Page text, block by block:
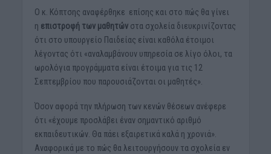
Ο κ. Κόπτσης αναφέρθηκε επίσης και στο πώς θα γίνει
η επιστροφή των μαθητώνστα σχολεία διευκρινίζοντας
ότι στο υπουργείο Παιδείας είναι καθόλα έτοιμοι
λέγοντας ότι «αναλαμβάνουν υπηρεσία σε λίγο όλοι, τα
ωρολόγια προγράμματα είναι έτοιμα για τις 12
Σεπτεμβρίου που παρουσιάζονται οι μαθητές».
Όσον αφορά την πλήρωση των κενών θέσεων ανέφερε
ότι «έχουμε προσλάβει έναν σημαντικό αριθμό
εκπαιδευτικών. Θα πάει εξαιρετικά καλά η χρονιά».
Αναφορικά με το πώς θα λειτουργήσουν τα σχολεία εν